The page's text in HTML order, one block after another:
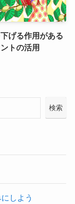
げる作用がある
トの活用
検索
しよう